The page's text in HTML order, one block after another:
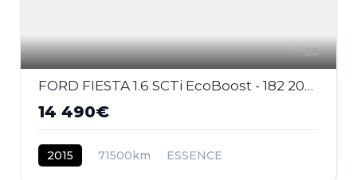
25
FORD FIESTA 1.6 SCTi EcoBoost - 182 2008 BERLINE ST PHASE 2
14 490€
2015 71500km ESSENCE